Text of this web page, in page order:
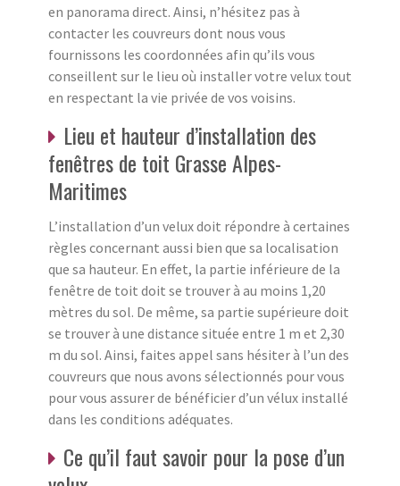
en panorama direct. Ainsi, n’hésitez pas à
contacter les couvreurs dont nous vous
fournissons les coordonnées afin qu’ils vous
conseillent sur le lieu où installer votre velux tout
en respectant la vie privée de vos voisins.
Lieu et hauteur d’installation des
fenêtres de toit Grasse Alpes-
Maritimes
L’installation d’un velux doit répondre à certaines
règles concernant aussi bien que sa localisation
que sa hauteur. En effet, la partie inférieure de la
fenêtre de toit doit se trouver à au moins 1,20
mètres du sol. De même, sa partie supérieure doit
se trouver à une distance située entre 1 m et 2,30
m du sol. Ainsi, faites appel sans hésiter à l’un des
couvreurs que nous avons sélectionnés pour vous
pour vous assurer de bénéficier d’un vélux installé
dans les conditions adéquates.
Ce qu’il faut savoir pour la pose d’un